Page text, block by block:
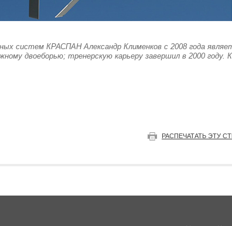
систем КРАСПАН Александр Клименков с 2008 года
двоеборью; тренерскую карьеру завершил в 2000 году.
РАСПЕЧАТАТЬ ЭТУ